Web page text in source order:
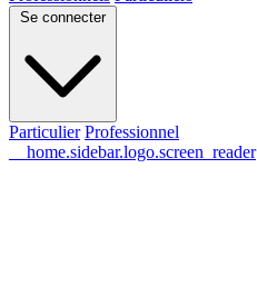
Se connecter
Particulier Professionnel
__home.sidebar.logo.screen_reader